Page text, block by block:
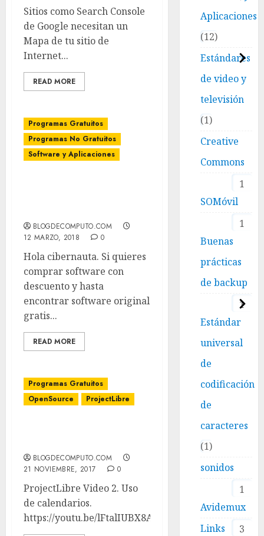
Sitios como Search Console
de Google necesitan un
Mapa de tu sitio de
Internet...
READ MORE
Programas Gratuitos
Programas No Gratuitos
Software y Aplicaciones
BLOGDECOMPUTO.COM
12 MARZO, 2018
0
Hola cibernauta. Si quieres
comprar software con
descuento y hasta
encontrar software original
gratis...
READ MORE
Programas Gratuitos
OpenSource
ProjectLibre
BLOGDECOMPUTO.COM
21 NOVIEMBRE, 2017
0
ProjectLibre Video 2. Uso
de calendarios.
https://youtu.be/lFtalIUBX8A
Aplicaciones
12
Estándares
de video y
televisión
1
Creative
Commons
1
SOMóvil
1
Buenas
prácticas
de backup
1
Estándar
universal
de
codificación
de
caracteres
1
sonidos
1
Avidemux
3
Links